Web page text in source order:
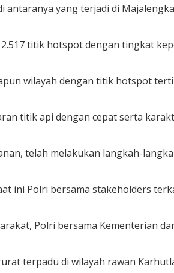
antaranya yang terjadi di
titik hotspot dengan tingkat
wilayah dengan titik hotspot
titik api dengan cepat serta
telah melakukan langkah-
ini Polri bersama stakeholders
Polri bersama Kementerian
terpadu di wilayah rawan